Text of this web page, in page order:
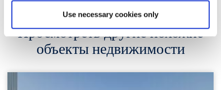
Use necessary cookies only
Просмотреть другие похожие
объекты недвижимости